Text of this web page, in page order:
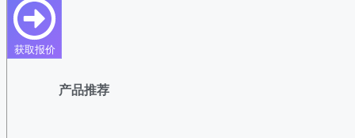
获取报价
产品推荐